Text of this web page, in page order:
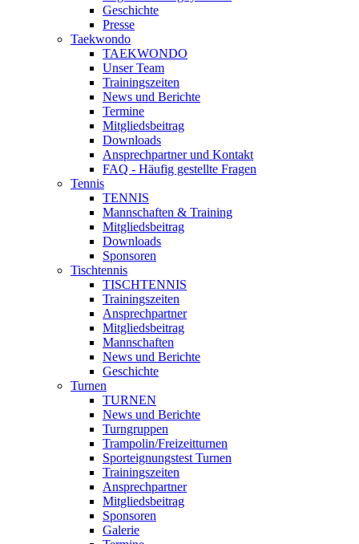
Geschichte
Presse
Taekwondo
TAEKWONDO
Unser Team
Trainingszeiten
News und Berichte
Termine
Mitgliedsbeitrag
Downloads
Ansprechpartner und Kontakt
FAQ - Häufig gestellte Fragen
Tennis
TENNIS
Mannschaften & Training
Mitgliedsbeitrag
Downloads
Sponsoren
Tischtennis
TISCHTENNIS
Trainingszeiten
Ansprechpartner
Mitgliedsbeitrag
Mannschaften
News und Berichte
Geschichte
Turnen
TURNEN
News und Berichte
Turngruppen
Trampolin/Freizeitturnen
Sporteignungstest Turnen
Trainingszeiten
Ansprechpartner
Mitgliedsbeitrag
Sponsoren
Galerie